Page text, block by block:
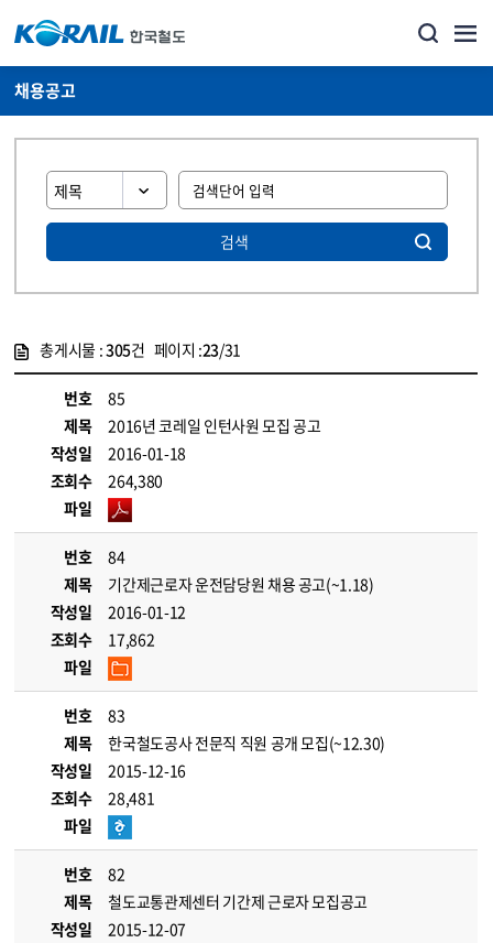
채용공고
검색
총게시물 :305건 페이지 :23/31
번호
85
제목
2016년 코레일 인턴사원 모집 공고
작성일
2016-01-18
조회수
264,380
파일
번호
84
제목
기간제근로자 운전담당원 채용 공고(~1.18)
작성일
2016-01-12
조회수
17,862
파일
번호
83
제목
한국철도공사 전문직 직원 공개 모집(~12.30)
작성일
2015-12-16
조회수
28,481
파일
번호
82
제목
철도교통관제센터 기간제 근로자 모집공고
작성일
2015-12-07